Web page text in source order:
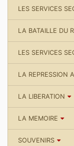
LES SERVICES
LA BATAILLE DU
LES SERVICES
LA REPRESSION
LA LIBERATION
LA MEMOIRE
SOUVENIRS